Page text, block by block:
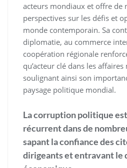
acteurs mondiaux et offre de
perspectives sur les défis et
monde contemporain. Sa
diplomatie, au commerce
coopération régionale
qu’acteur clé dans les
soulignant ainsi son
paysage politique mondial.
La corruption politique
récurrent dans de
sapant la confiance des
dirigeants et entravant le